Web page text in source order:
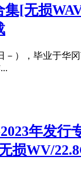
[无损
－），毕业于华
年发行
损WV/